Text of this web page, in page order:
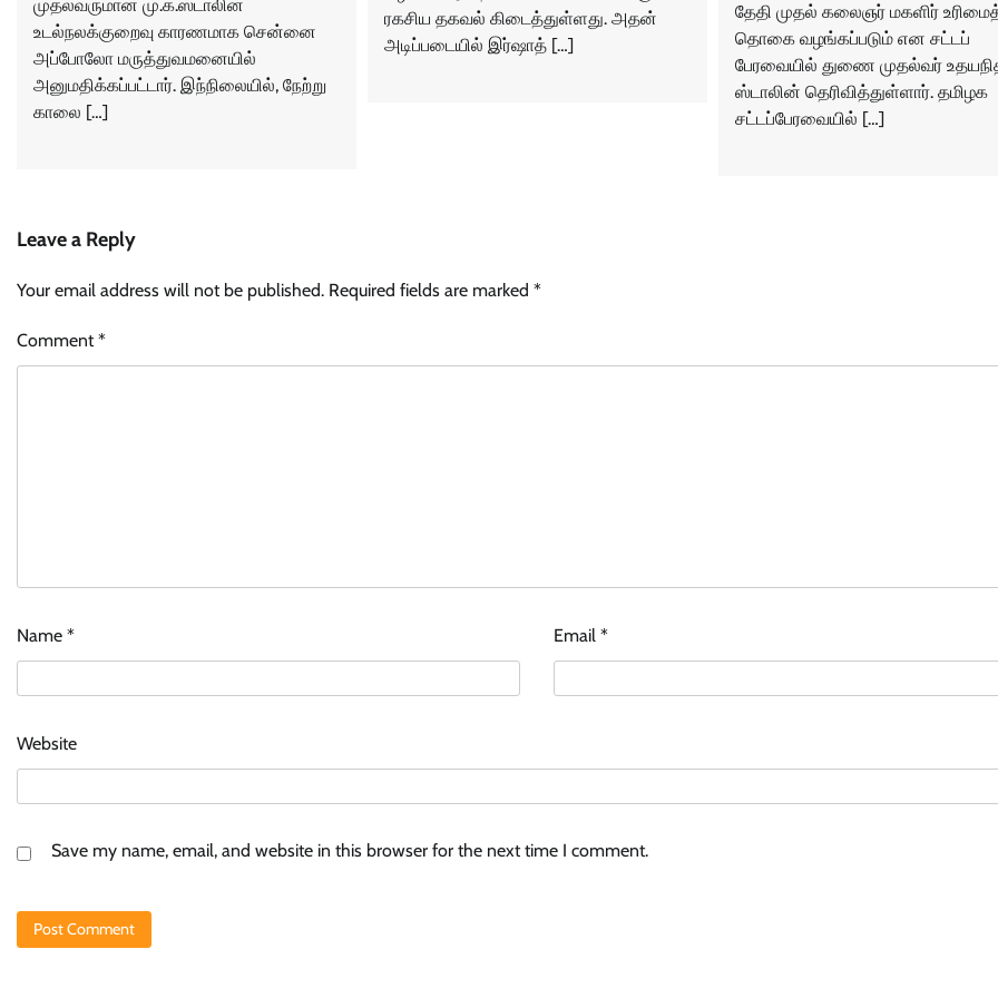
முதல்வருமான மு.க.ஸ்டாலின்
உடல்நலக்குறைவு காரணமாக சென்னை
அப்போலோ மருத்துவமனையில்
அனுமதிக்கப்பட்டார். இந்நிலையில், நேற்று
காலை […]
ரகசிய தகவல் கிடைத்துள்ளது. அதன்
அடிப்படையில் இர்ஷாத் […]
தேதி முதல் கலைஞர் மகளிர்
தொகை வழங்கப்படும் என சட்டப்
பேரவையில் துணை முதல்வர்
ஸ்டாலின் தெரிவித்துள்ளார். தமிழக
சட்டப்பேரவையில் […]
Leave a Reply
Your email address will not be published. Required fields are marked *
Comment*
Name * Email*
Website
Save my name, email, and website in this browser for the next time I comment.